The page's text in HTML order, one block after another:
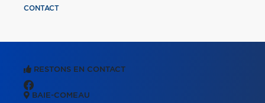
CONTACT
RESTONS EN CONTACT
BAIE-COMEAU